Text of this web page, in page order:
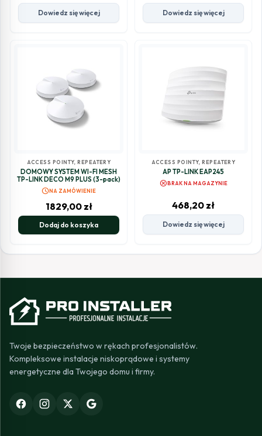
Dowiedz się więcej Dowiedz się więcej
ACCESS POINTY, REPEATERY
DOMOWY SYSTEM WI-FI MESH
TP-LINK DECO M9 PLUS (3-pack)
scheduleNA ZAMÓWIENIE
1829,00 zł
Dodaj do koszyka
ACCESS POINTY, REPEATERY
AP TP-LINK EAP245
cancelBRAK NA MAGAZYNIE
468,20 zł
Dowiedz się więcej
Twoje bezpieczeństwo w rękach profesjonalistów.
Kompleksowe instalacje niskoprądowe i systemy
energetyczne dla Twojego domu i firmy.